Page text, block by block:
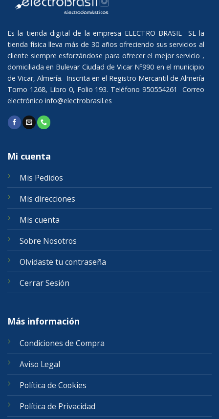
Es la tienda digital de la empresa ELECTRO BRASIL SL la
tienda física lleva más de 30 años ofreciendo sus servicios al
cliente siempre esforzándose para ofrecer el mejor servicio ,
domiciliada en Bulevar Ciudad de Vicar Nº990 en el municipio
de Vicar, Almería. Inscrita en el Registro Mercantil de Almería
Tomo 1268, Libro 0, Folio 193. Teléfono 950554261 Correo
electrónico info@electrobrasil.es
Mi cuenta
Mis Pedidos
Mis direcciones
Mis cuenta
Sobre Nosotros
Olvidaste tu contraseña
Cerrar Sesión
Más información
Condiciones de Compra
Aviso Legal
Política de Cookies
Política de Privacidad